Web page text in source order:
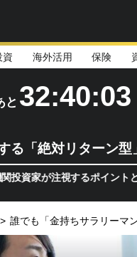
資 海外活用 保険
と 32:40:01
「絶対リターン型
視するポイントとは／
> 誰でも「金持ちサラリーマ